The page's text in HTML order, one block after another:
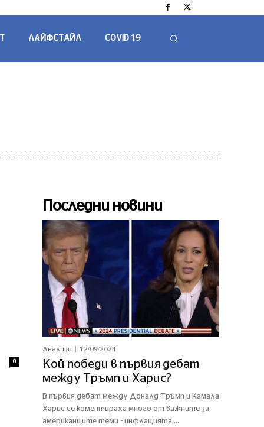
ЛАЙФСТАЙЛ COVID 19
0
Последни новини
Анализи 12/09/2024
Кой победи в първия дебат
между Тръмп и Харис?
В първия дебат между Доналд Тръмп и Камала
Харис се коментираха много от важните за
американците теми - инфлацията,...